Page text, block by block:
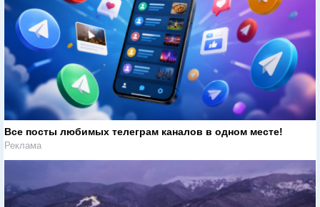
Все посты любимых телеграм каналов в одном месте!
Реклама